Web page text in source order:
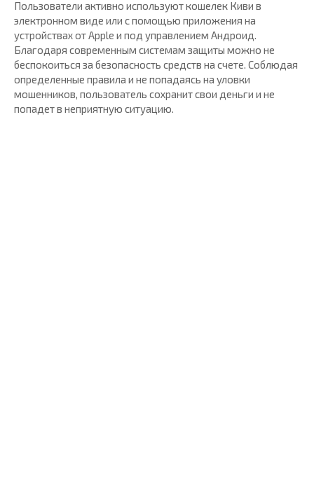
Пользователи активно используют кошелек Киви в
электронном виде или с помощью приложения на
устройствах от Apple и под управлением Андроид.
Благодаря современным системам защиты можно не
беспокоиться за безопасность средств на счете. Соблюдая
определенные правила и не попадаясь на уловки
мошенников, пользователь сохранит свои деньги и не
попадет в неприятную ситуацию.